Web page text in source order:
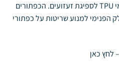
עם אותם קצוות מיתאר וחלק פנימי TPU לספיגת זעזועים. הכפתורים
הפנימי למנוע שריטות על כפתורי
לחץ כאן